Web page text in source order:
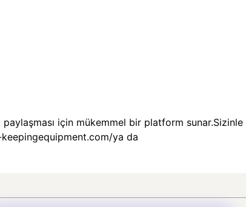
paylaşması için mükemmel bir platform sunar.Sizinle
ya da